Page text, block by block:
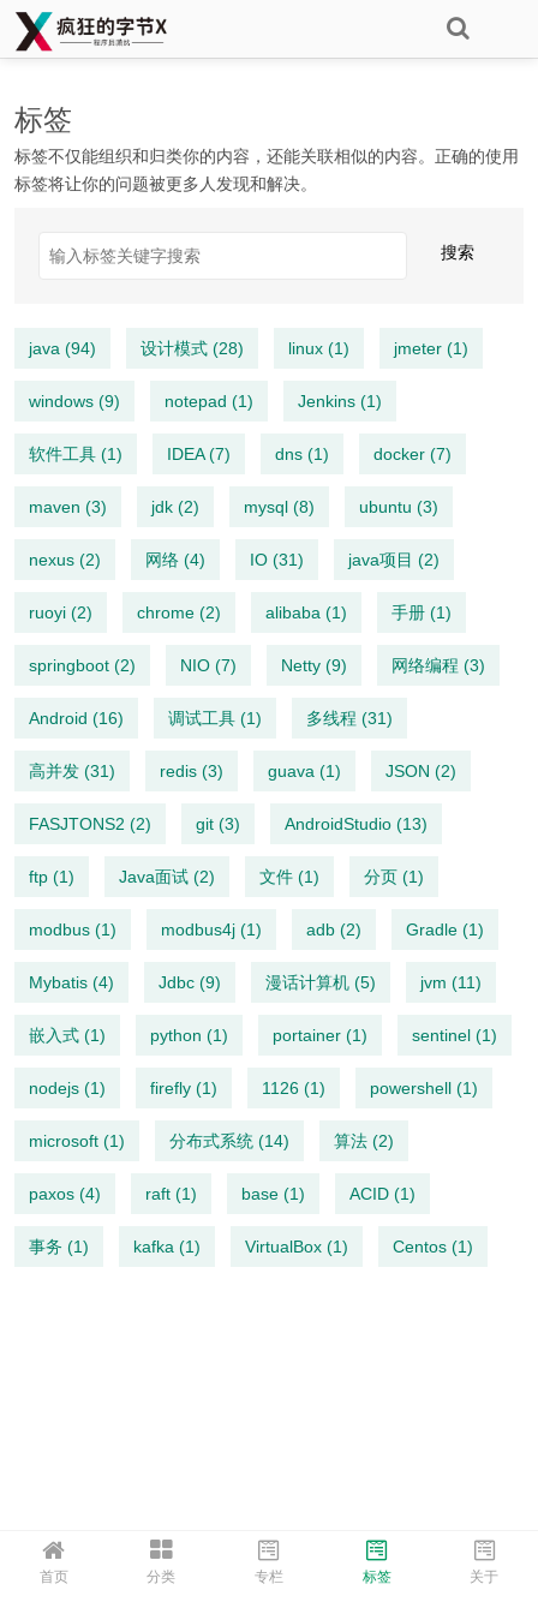
标签
标签不仅能组织和归类你的内容，还能关联相似的内容。正确的使用
标签将让你的问题被更多人发现和解决。
搜索
java (94) 设计模式 (28) linux (1) jmeter (1)
windows (9) notepad (1) Jenkins (1)
软件工具 (1) IDEA (7) dns (1) docker (7)
maven (3) jdk (2) mysql (8) ubuntu (3)
nexus (2) 网络 (4) IO (31) java项目 (2)
ruoyi (2) chrome (2) alibaba (1) 手册 (1)
springboot (2) NIO (7) Netty (9) 网络编程 (3)
Android (16) 调试工具 (1) 多线程 (31)
高并发 (31) redis (3) guava (1) JSON (2)
FASJTONS2 (2) git (3) AndroidStudio (13)
ftp (1) Java面试 (2) 文件 (1) 分页 (1)
modbus (1) modbus4j (1) adb (2) Gradle (1)
Mybatis (4) Jdbc (9) 漫话计算机 (5) jvm (11)
嵌入式 (1) python (1) portainer (1) sentinel (1)
nodejs (1) firefly (1) 1126 (1) powershell (1)
microsoft (1) 分布式系统 (14) 算法 (2)
paxos (4) raft (1) base (1) ACID (1)
事务 (1) kafka (1) VirtualBox (1) Centos (1)
首页 分类 专栏 标签 关于